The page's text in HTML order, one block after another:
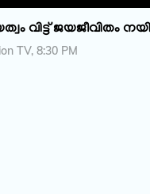
വിട്ട് ജയജീവിതം
TV, 8:30 PM